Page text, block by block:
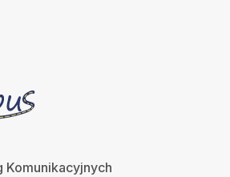
Komunikacyjnych